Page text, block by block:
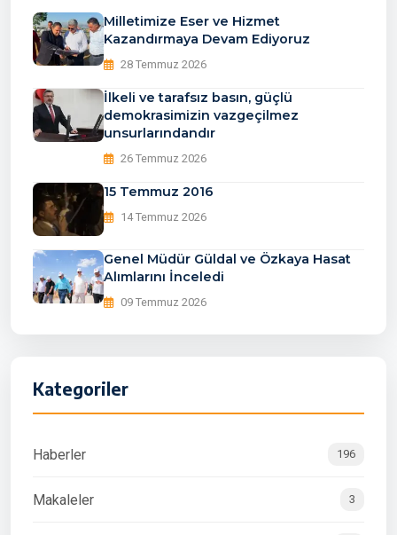
Milletimize Eser ve Hizmet
Kazandırmaya Devam Ediyoruz
28 Temmuz 2026
İlkeli ve tarafsız basın, güçlü
demokrasimizin vazgeçilmez
unsurlarındandır
26 Temmuz 2026
15 Temmuz 2016
14 Temmuz 2026
Genel Müdür Güldal ve Özkaya Hasat
Alımlarını İnceledi
09 Temmuz 2026
Kategoriler
Haberler 196
Makaleler 3